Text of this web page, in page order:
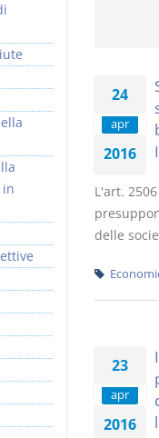
24
apr
2016
L'art.
delle
23
apr
2016
Uso e
ebook
incl.)